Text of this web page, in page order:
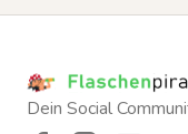
Dein Social